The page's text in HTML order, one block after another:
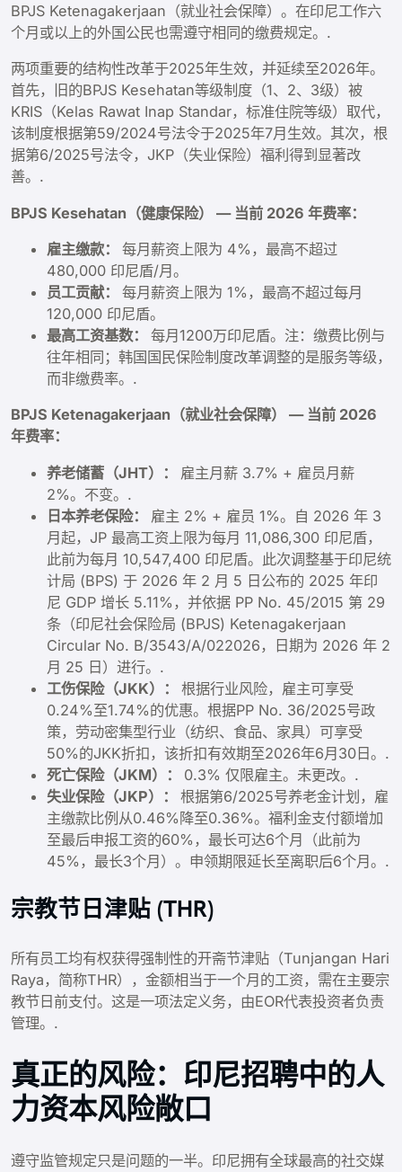
BPJS Ketenagakerjaan（就业社会保障）。在印尼工作六
个月或以上的外国公民也需遵守相同的缴费规定。.
两项重要的结构性改革于2025年生效，并延续至2026年。
首先，旧的BPJS Kesehatan等级制度（1、2、3级）被
KRIS（Kelas Rawat Inap Standar，标准住院等级）取代，
该制度根据第59/2024号法令于2025年7月生效。其次，根
据第6/2025号法令，JKP（失业保险）福利得到显著改
善。.
BPJS Kesehatan（健康保险） — 当前 2026 年费率：
雇主缴款： 每月薪资上限为 4%，最高不超过
480,000 印尼盾/月。
员工贡献： 每月薪资上限为 1%，最高不超过每月
120,000 印尼盾。
最高工资基数： 每月1200万印尼盾。注：缴费比例与
往年相同；韩国国民保险制度改革调整的是服务等级，
而非缴费率。.
BPJS Ketenagakerjaan（就业社会保障） — 当前 2026
年费率：
养老储蓄（JHT）： 雇主月薪 3.7% + 雇员月薪
2%。不变。.
日本养老保险： 雇主 2% + 雇员 1%。自 2026 年 3
月起，JP 最高工资上限为每月 11,086,300 印尼盾，
此前为每月 10,547,400 印尼盾。此次调整基于印尼统
计局 (BPS) 于 2026 年 2 月 5 日公布的 2025 年印
尼 GDP 增长 5.11%，并依据 PP No. 45/2015 第 29
条（印尼社会保险局 (BPJS) Ketenagakerjaan
Circular No. B/3543/A/022026，日期为 2026 年 2
月 25 日）进行。.
工伤保险（JKK）： 根据行业风险，雇主可享受
0.24%至1.74%的优惠。根据PP No. 36/2025号政
策，劳动密集型行业（纺织、食品、家具）可享受
50%的JKK折扣，该折扣有效期至2026年6月30日。.
死亡保险（JKM）： 0.3% 仅限雇主。未更改。.
失业保险（JKP）： 根据第6/2025号养老金计划，雇
主缴款比例从0.46%降至0.36%。福利金支付额增加
至最后申报工资的60%，最长可达6个月（此前为
45%，最长3个月）。申领期限延长至离职后6个月。.
宗教节日津贴 (THR)
所有员工均有权获得强制性的开斋节津贴（Tunjangan Hari
Raya，简称THR），金额相当于一个月的工资，需在主要宗
教节日前支付。这是一项法定义务，由EOR代表投资者负责
管理。.
真正的风险：印尼招聘中的人
力资本风险敞口
遵守监管规定只是问题的一半。印尼拥有全球最高的社交媒